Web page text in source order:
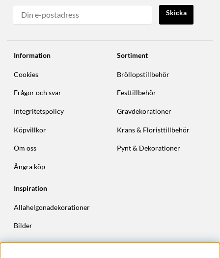
Skicka
Information
Cookies
Frågor och svar
Integritetspolicy
Köpvillkor
Om oss
Ångra köp
Sortiment
Bröllopstillbehör
Festtillbehör
Gravdekorationer
Krans & Floristtillbehör
Pynt & Dekorationer
Inspiration
Allahelgonadekorationer
Bilder
Höstkransar